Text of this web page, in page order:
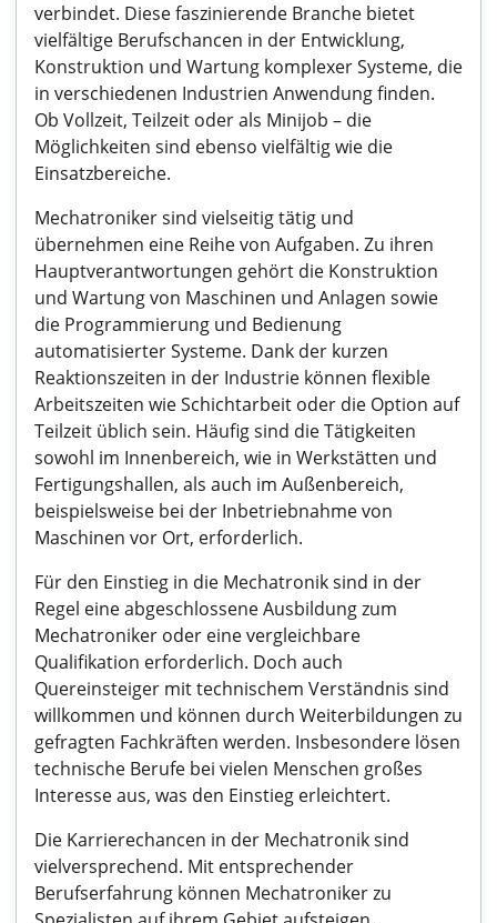
verbindet. Diese faszinierende Branche bietet
vielfältige Berufschancen in der Entwicklung,
Konstruktion und Wartung komplexer Systeme, die
in verschiedenen Industrien Anwendung finden.
Ob Vollzeit, Teilzeit oder als Minijob – die
Möglichkeiten sind ebenso vielfältig wie die
Einsatzbereiche.
Mechatroniker sind vielseitig tätig und
übernehmen eine Reihe von Aufgaben. Zu ihren
Hauptverantwortungen gehört die Konstruktion
und Wartung von Maschinen und Anlagen sowie
die Programmierung und Bedienung
automatisierter Systeme. Dank der kurzen
Reaktionszeiten in der Industrie können flexible
Arbeitszeiten wie Schichtarbeit oder die Option auf
Teilzeit üblich sein. Häufig sind die Tätigkeiten
sowohl im Innenbereich, wie in Werkstätten und
Fertigungshallen, als auch im Außenbereich,
beispielsweise bei der Inbetriebnahme von
Maschinen vor Ort, erforderlich.
Für den Einstieg in die Mechatronik sind in der
Regel eine abgeschlossene Ausbildung zum
Mechatroniker oder eine vergleichbare
Qualifikation erforderlich. Doch auch
Quereinsteiger mit technischem Verständnis sind
willkommen und können durch Weiterbildungen zu
gefragten Fachkräften werden. Insbesondere lösen
technische Berufe bei vielen Menschen großes
Interesse aus, was den Einstieg erleichtert.
Die Karrierechancen in der Mechatronik sind
vielversprechend. Mit entsprechender
Berufserfahrung können Mechatroniker zu